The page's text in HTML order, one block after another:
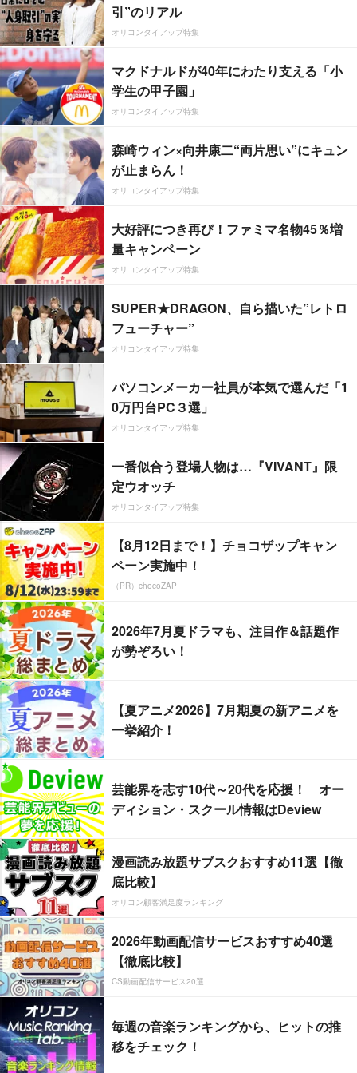
引”のリアル
オリコンタイアップ特集
マクドナルドが40年にわたり支える「小
学生の甲子園」
オリコンタイアップ特集
森崎ウィン×向井康二“両片思い”にキュン
が止まらん！
オリコンタイアップ特集
大好評につき再び！ファミマ名物45％増
量キャンペーン
オリコンタイアップ特集
SUPER★DRAGON、自ら描いた”レトロ
フューチャー”
オリコンタイアップ特集
パソコンメーカー社員が本気で選んだ「1
0万円台PC３選」
オリコンタイアップ特集
一番似合う登場人物は…『VIVANT』限
定ウオッチ
オリコンタイアップ特集
【8月12日まで！】チョコザップキャン
ペーン実施中！
（PR）chocoZAP
2026年7月夏ドラマも、注目作＆話題作
が勢ぞろい！
【夏アニメ2026】7月期夏の新アニメを
一挙紹介！
芸能界を志す10代～20代を応援！ オー
ディション・スクール情報はDeview
漫画読み放題サブスクおすすめ11選【徹
底比較】
オリコン顧客満足度ランキング
2026年動画配信サービスおすすめ40選
【徹底比較】
CS動画配信サービス20選
毎週の音楽ランキングから、ヒットの推
移をチェック！